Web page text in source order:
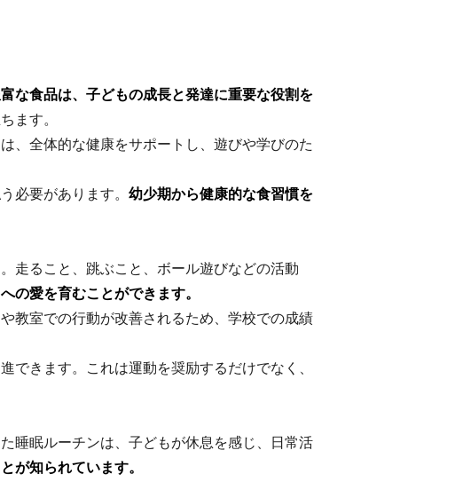
な食品は、子どもの成長と発達に重要な役割を
ます。
、全体的な健康をサポートし、遊びや学びのた
必要があります。 幼少期から健康的な食習慣を
走ること、跳ぶこと、ボール遊びなどの活動
の愛を育むことができます。
教室での行動が改善されるため、学校での成績
きます。これは運動を奨励するだけでなく、
睡眠ルーチンは、子どもが休息を感じ、日常活
が知られています。